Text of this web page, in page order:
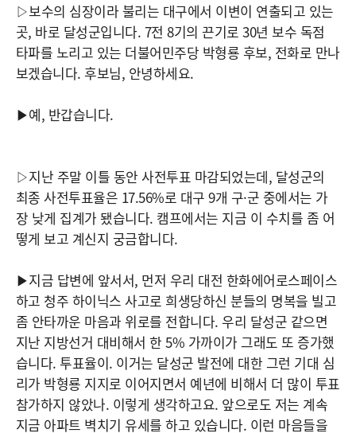
▷보수의 심장이라 불리는 대구에서 이변이 연출되고 있는
곳, 바로 달성군입니다. 7전 8기의 끈기로 30년 보수 독점
타파를 노리고 있는 더불어민주당 박형룡 후보, 전화로 만나
보겠습니다. 후보님, 안녕하세요.
▶예, 반갑습니다.
▷지난 주말 이틀 동안 사전투표 마감되었는데, 달성군의
최종 사전투표율은 17.56%로 대구 9개 구·군 중에서는 가
장 낮게 집계가 됐습니다. 캠프에서는 지금 이 수치를 좀 어
떻게 보고 계신지 궁금합니다.
▶지금 답변에 앞서서, 먼저 우리 대전 한화에어로스페이스
하고 청주 하이닉스 사고로 희생당하신 분들의 명복을 빌고
좀 안타까운 마음과 위로를 전합니다. 우리 달성군 같으면
지난 지방선거 대비해서 한 5% 가까이가 그래도 또 증가했
습니다. 투표율이. 이거는 달성군 발전에 대한 그런 기대 심
리가 박형룡 지지로 이어지면서 예년에 비해서 더 많이 투표
참가하지 않았나. 이렇게 생각하고요. 앞으로도 저는 계속
지금 아파트 벽치기 유세를 하고 있습니다. 이런 마음들을